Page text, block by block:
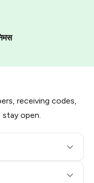
receiving codes,
open.